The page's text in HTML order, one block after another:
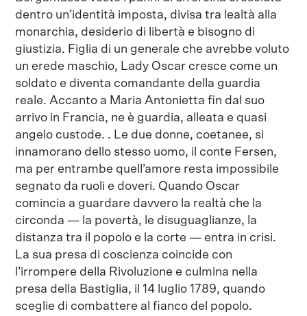
dentro un’identità imposta, divisa tra lealtà alla
monarchia, desiderio di libertà e bisogno di
giustizia. Figlia di un generale che avrebbe voluto
un erede maschio, Lady Oscar cresce come un
soldato e diventa comandante della guardia
reale. Accanto a Maria Antonietta fin dal suo
arrivo in Francia, ne è guardia, alleata e quasi
angelo custode. . Le due donne, coetanee, si
innamorano dello stesso uomo, il conte Fersen,
ma per entrambe quell’amore resta impossibile
segnato da ruoli e doveri. Quando Oscar
comincia a guardare davvero la realtà che la
circonda — la povertà, le disuguaglianze, la
distanza tra il popolo e la corte — entra in crisi.
La sua presa di coscienza coincide con
l’irrompere della Rivoluzione e culmina nella
presa della Bastiglia, il 14 luglio 1789, quando
sceglie di combattere al fianco del popolo.